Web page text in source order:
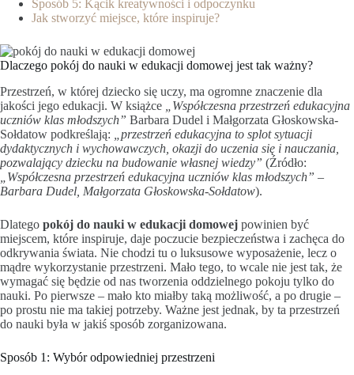
Sposób 5: Kącik kreatywności i odpoczynku
Jak stworzyć miejsce, które inspiruje?
Dlaczego pokój do nauki w edukacji domowej jest tak ważny?
Przestrzeń, w której dziecko się uczy, ma ogromne znaczenie dla
jakości jego edukacji. W książce
„Współczesna przestrzeń edukacyjna
uczniów klas młodszych” Barbara Dudel i Małgorzata Głoskowska-
Sołdatow podkreślają:
„przestrzeń edukacyjna to splot sytuacji
dydaktycznych i wychowawczych, okazji do uczenia się i nauczania,
pozwalający dziecku na budowanie własnej wiedzy” (Źródło:
„Współczesna przestrzeń edukacyjna uczniów klas młodszych” –
Barbara Dudel, Małgorzata Głoskowska-Sołdatow).
Dlatego pokój do nauki w edukacji domowej powinien być
miejscem, które inspiruje, daje poczucie bezpieczeństwa i zachęca do
odkrywania świata. Nie chodzi tu o luksusowe wyposażenie, lecz o
mądre wykorzystanie przestrzeni. Mało tego, to wcale nie jest tak, że
wymagać się będzie od nas tworzenia oddzielnego pokoju tylko do
nauki. Po pierwsze – mało kto miałby taką możliwość, a po drugie –
po prostu nie ma takiej potrzeby. Ważne jest jednak, by ta przestrzeń
do nauki była w jakiś sposób zorganizowana.
Sposób 1: Wybór odpowiedniej przestrzeni